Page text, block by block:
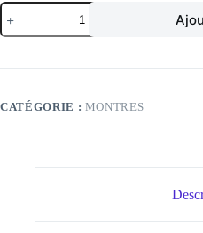
quantité
de
Montre
Anyloop
GPS
CATÉGORIE : MONTRES